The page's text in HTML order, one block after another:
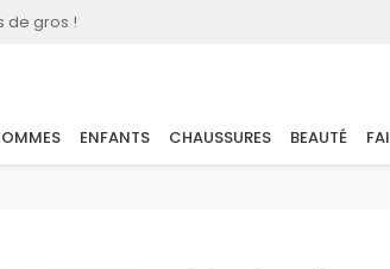
de gros !
ENFANTS CHAUSSURES BEAUTÉ